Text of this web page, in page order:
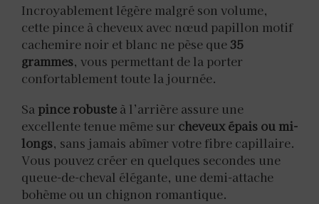
Incroyablement légère malgré son volume,
cette pince à cheveux avec nœud papillon motif
cachemire noir et blanc ne pèse que35
grammes, vous permettant de la porter
confortablement toute la journée.
Sa pince robuste à l’arrière assure une
excellente tenue même sur cheveux épais ou mi-
longs, sans jamais abîmer votre fibre capillaire.
Vous pouvez créer en quelques secondes une
queue-de-cheval élégante, une demi-attache
bohème ou un chignon romantique.